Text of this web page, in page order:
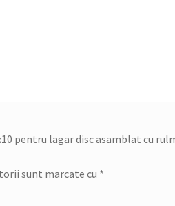
pentru lagar disc asamblat cu
sunt marcate cu *